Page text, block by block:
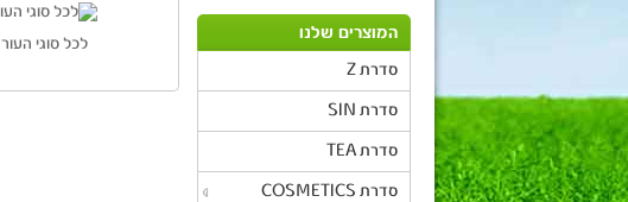
המוצרים שלנו
סדרת Z
סדרת SIN
סדרת TEA
סדרת COSMETICS
לכל סוגי העור